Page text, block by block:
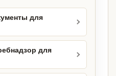
для
для